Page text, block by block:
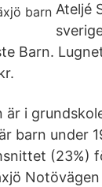
Ateljé
Barn.
är i
barn under
(23%)